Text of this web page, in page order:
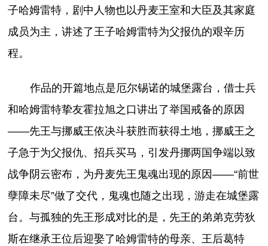
子哈姆雷特，剧中人物也以丹麦王室和大臣及其家庭
成员为主，讲述了王子哈姆雷特为父报仇的艰辛历
程。
作品的开篇地点是厄尔锡诺的城堡露台，借士兵
和哈姆雷特挚友霍拉旭之口讲出了举国戒备的原因
——先王与挪威王依决斗获胜而获得土地，挪威王之
子急于为父报仇、招兵买马，引发丹挪两国争端以致
战争阴云密布，为丹麦先王鬼魂出现的原因——“前世
孽障未尽”做了交代，鬼魂也随之出现，游走在城堡露
台。与孤独的先王形成对比的是，先王的弟弟克劳狄
斯在继承王位后迎娶了哈姆雷特的母亲、王后葛特